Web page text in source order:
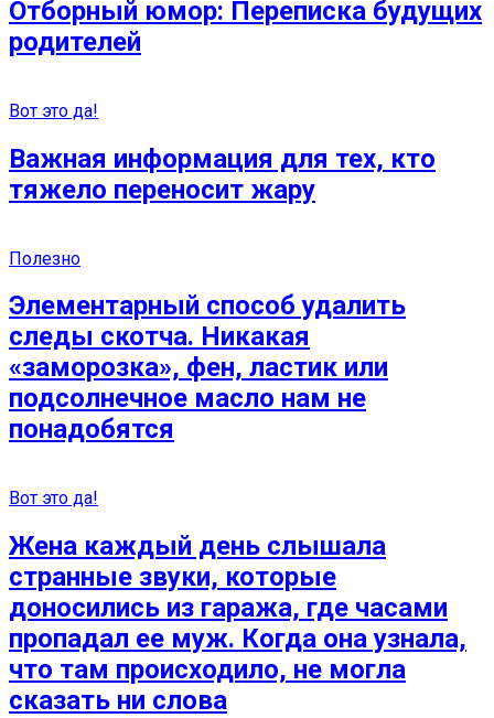
Отборный юмор: Переписка будущих
родителей
Вот это да!
Важная информация для тех, кто
тяжело переносит жару
Полезно
Элементарный способ удалить
следы скотча. Никакая
«заморозка», фен, ластик или
подсолнечное масло нам не
понадобятся
Вот это да!
Жена каждый день слышала
странные звуки, которые
доносились из гаража, где часами
пропадал ее муж. Когда она узнала,
что там происходило, не могла
сказать ни слова